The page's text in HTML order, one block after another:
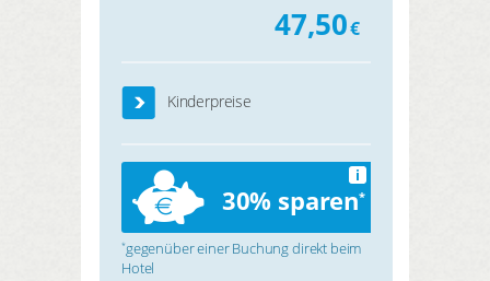
47,50€
Kinderpreise
30% sparen*
i
*gegenüber einer Buchung direkt beim
Hotel